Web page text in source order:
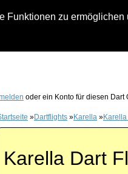
Funktionen zu
oder ein Konto für diesen Dart
»Dartflights »Karella »
Karella Dart